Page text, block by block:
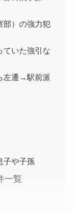
部）の強力犯
ていた強引な
左遷→駅前派
子や子孫
一覧